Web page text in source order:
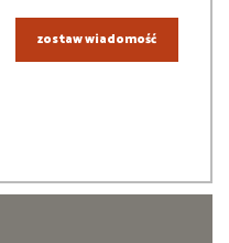
zostaw wiadomość